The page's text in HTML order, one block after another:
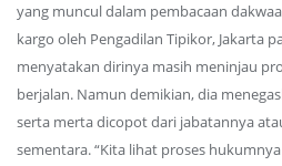
yang muncul dalam pembacaan
kargo oleh Pengadilan Tipikor, Jakarta
menyatakan dirinya masih meninjau
berjalan. Namun demikian, dia
serta merta dicopot dari jabatannya
sementara. “Kita lihat proses